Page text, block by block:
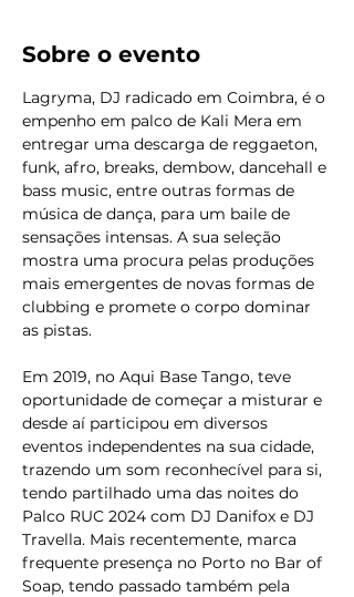
Sobre o evento
Lagryma, DJ radicado em Coimbra, é o
empenho em palco de Kali Mera em
entregar uma descarga de reggaeton,
funk, afro, breaks, dembow, dancehall e
bass music, entre outras formas de
música de dança, para um baile de
sensações intensas. A sua seleção
mostra uma procura pelas produções
mais emergentes de novas formas de
clubbing e promete o corpo dominar
as pistas.
Em 2019, no Aqui Base Tango, teve
oportunidade de começar a misturar e
desde aí participou em diversos
eventos independentes na sua cidade,
trazendo um som reconhecível para si,
tendo partilhado uma das noites do
Palco RUC 2024 com DJ Danifox e DJ
Travella. Mais recentemente, marca
frequente presença no Porto no Bar of
Soap, tendo passado também pela